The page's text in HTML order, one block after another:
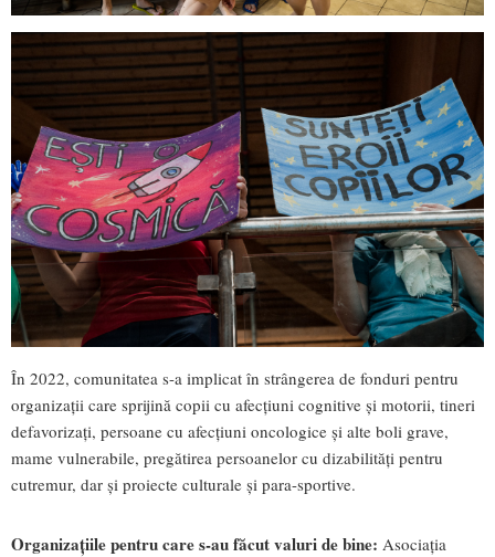
În 2022, comunitatea s-a implicat în strângerea de fonduri pentru
organizații care sprijină copii cu afecțiuni cognitive și motorii, tineri
defavorizați, persoane cu afecțiuni oncologice și alte boli grave,
mame vulnerabile, pregătirea persoanelor cu dizabilități pentru
cutremur, dar și proiecte culturale și para-sportive.
Organizațiile pentru care s-au făcut valuri de bine: Asociația